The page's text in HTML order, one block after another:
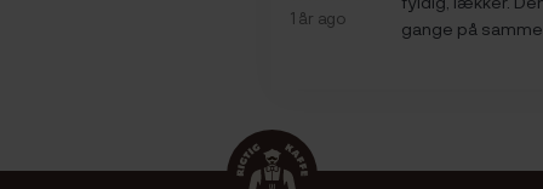
1 år ago
gange på